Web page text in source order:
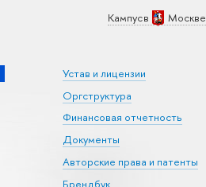
Кампус в Москве
Устав и лицензии
Оргструктура
Финансовая отчетность
Документы
Авторские права и патенты
Брендбук